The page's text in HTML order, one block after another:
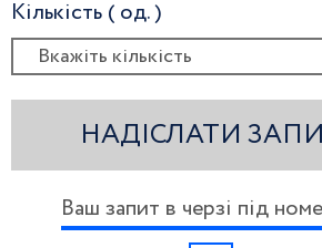
Кількість ( од. )
НАДІСЛАТИ
Ваш запит в черзі під